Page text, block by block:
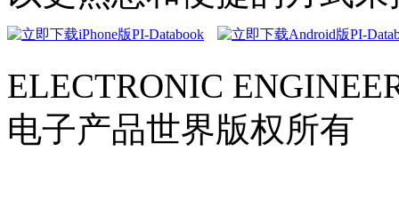
ELECTRONIC
电子产品世界版权所有